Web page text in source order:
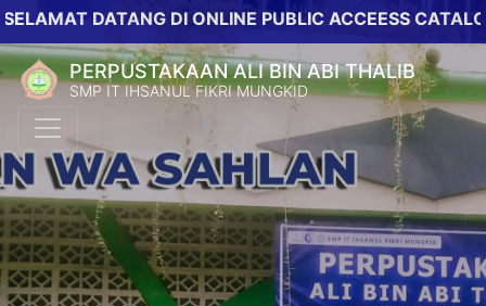
DATANG DI ONLINE PUBLIC ACCEESS CATALOG
PERPUSTAKAAN ALI BIN ABI THALIB
SMP IT IHSANUL FIKRI MUNGKID